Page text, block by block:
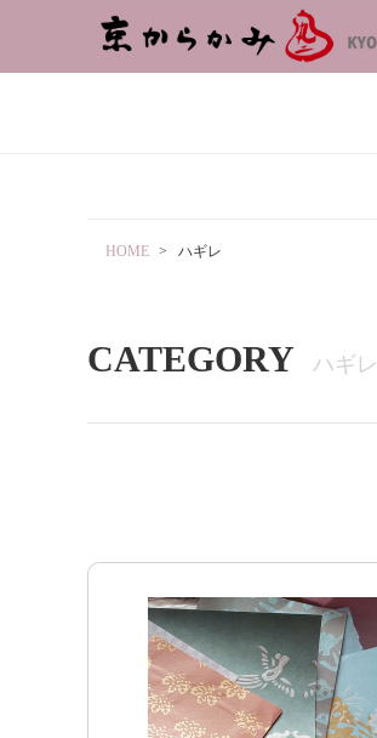
HOME ハギレ
CATEGORY ハギレ